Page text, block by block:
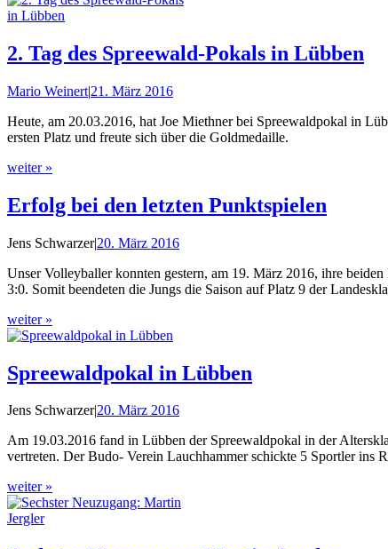
2. Tag des Spreewald-Pokals in Lübben
Mario Weinert|21. März 2016
Heute, am 20.03.2016, hat Joe Miethner bei Spreewaldpokal in
ersten Platz und freute sich über die Goldmedaille.
weiter »
Erfolg bei den letzten Punktspielen
Jens Schwarzer|20. März 2016
Unser Volleyballer konnten gestern, am 19. März 2016, ihre
3:0. Somit beendeten die Jungs die Saison auf Platz 9 der
weiter »
Spreewaldpokal in Lübben
Jens Schwarzer|20. März 2016
Am 19.03.2016 fand in Lübben der Spreewaldpokal in der
vertreten. Der Budo- Verein Lauchhammer schickte 5 Sportler
weiter »